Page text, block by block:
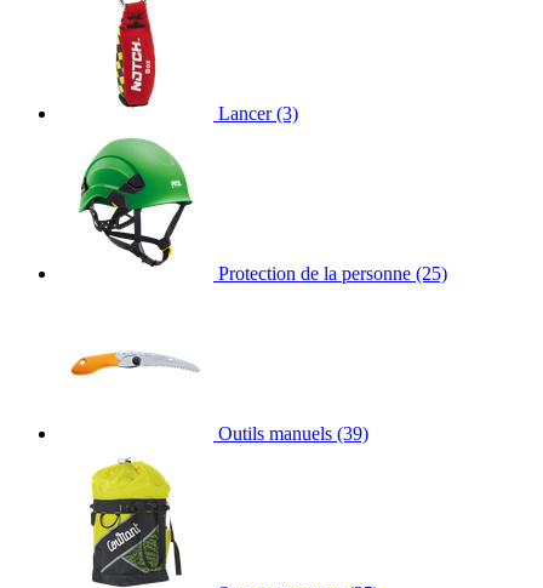
Lancer (3)
Protection de la personne (25)
Outils manuels (39)